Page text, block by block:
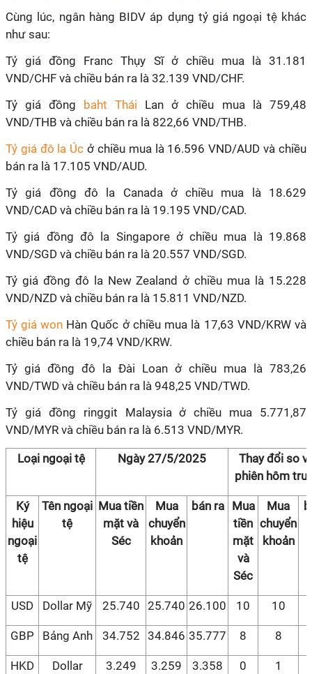
Cùng lúc, ngân hàng BIDV áp dụng tỷ giá ngoại tệ khác
như sau:
Tỷ giá đồng Franc Thụy Sĩ ở chiều mua là 31.181
VND/CHF và chiều bán ra là 32.139 VND/CHF.
Tỷ giá đồng baht Thái Lan ở chiều mua là 759,48
VND/THB và chiều bán ra là 822,66 VND/THB.
Tỷ giá đô la Úc ở chiều mua là 16.596 VND/AUD và chiều
bán ra là 17.105 VND/AUD.
Tỷ giá đồng đô la Canada ở chiều mua là 18.629
VND/CAD và chiều bán ra là 19.195 VND/CAD.
Tỷ giá đồng đô la Singapore ở chiều mua là 19.868
VND/SGD và chiều bán ra là 20.557 VND/SGD.
Tỷ giá đồng đô la New Zealand ở chiều mua là 15.228
VND/NZD và chiều bán ra là 15.811 VND/NZD.
Tỷ giá won Hàn Quốc ở chiều mua là 17,63 VND/KRW và
chiều bán ra là 19,74 VND/KRW.
Tỷ giá đồng đô la Đài Loan ở chiều mua là 783,26
VND/TWD và chiều bán ra là 948,25 VND/TWD.
Tỷ giá đồng ringgit Malaysia ở chiều mua 5.771,87
VND/MYR và chiều bán ra là 6.513 VND/MYR.
Loại ngoại tệ Ngày 27/5/2025
Thay đổi so
phiên hôm
Ký
hiệu
ngoại
tệ
Tên ngoại
tệ
Mua tiền
mặt và
Séc
Mua
chuyển
khoản
bán ra
Mua
tiền
mặt
và
Séc
Mua
chuyển
khoản
USD Dollar Mỹ 25.740 25.740 26.100 10 10
GBP Bảng Anh 34.752 34.846 35.777 8 8
HKD Dollar 3.249 3.259 3.358 0 1